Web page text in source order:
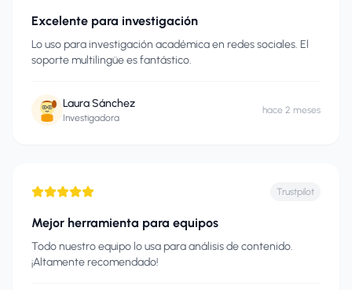
Excelente para investigación
Lo uso para investigación académica en redes sociales. El
soporte multilingüe es fantástico.
Laura Sánchez
Investigadora
hace 2 meses
Trustpilot
Mejor herramienta para equipos
Todo nuestro equipo lo usa para análisis de contenido.
¡Altamente recomendado!